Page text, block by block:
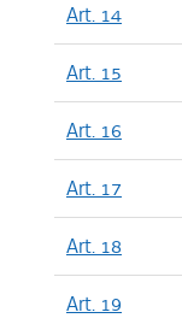
Art. 14
Art. 15
Art. 16
Art. 17
Art. 18
Art. 19